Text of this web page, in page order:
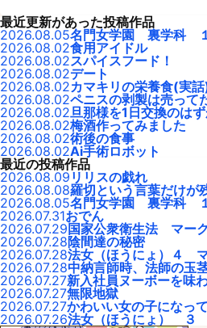
最近更新があった投稿作品
2026.08.05名門女学園 裏学科
2026.08.02食用アイドル
2026.08.02スパイスフード！
2026.08.02デート
2026.08.02カマキリの栄養食(実話
2026.08.02ペニスの剥製は売って
2026.08.02旦那様を1日交換のは
2026.08.02梅酒作ってみました
2026.08.02術後の食事
2026.08.02Ai手術ロボット
最近の投稿作品
2026.08.09 リリスの戯れ
2026.08.08羅切という言葉だけが
2026.08.05名門女学園 裏学科
2026.07.31おでん
2026.07.29国家公衆衛生法 マー
2026.07.28陰間達の秘密
2026.07.28法女（ほうにょ）４
2026.07.28中納言師時、法師の玉
2026.07.27新入社員ヌーボーを味
2026.07.27無限地獄
2026.07.27かわいい女の子になっ
2026.07.26法女（ほうにょ） ３